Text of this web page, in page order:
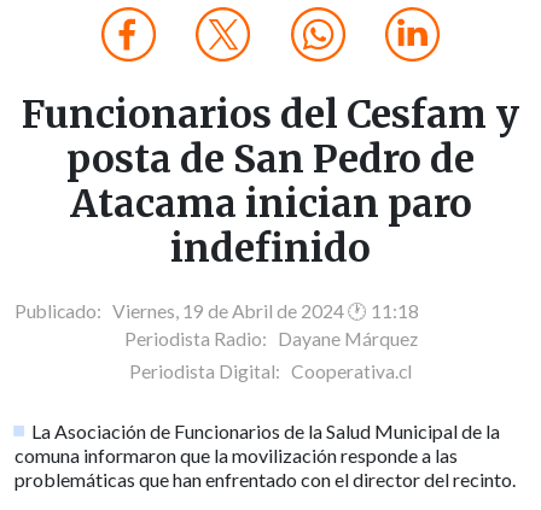
Funcionarios del Cesfam y
posta de San Pedro de
Atacama inician paro
indefinido
Publicado: Viernes, 19 de Abril de 2024 🕐 11:18
Periodista Radio: Dayane Márquez
Periodista Digital: Cooperativa.cl
La Asociación de Funcionarios de la Salud Municipal de la
comuna informaron que la movilización responde a las
problemáticas que han enfrentado con el director del recinto.